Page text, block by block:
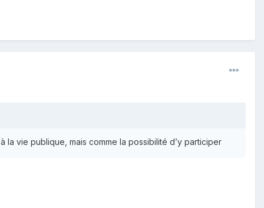
la vie publique, mais comme la possibilité d’y participer